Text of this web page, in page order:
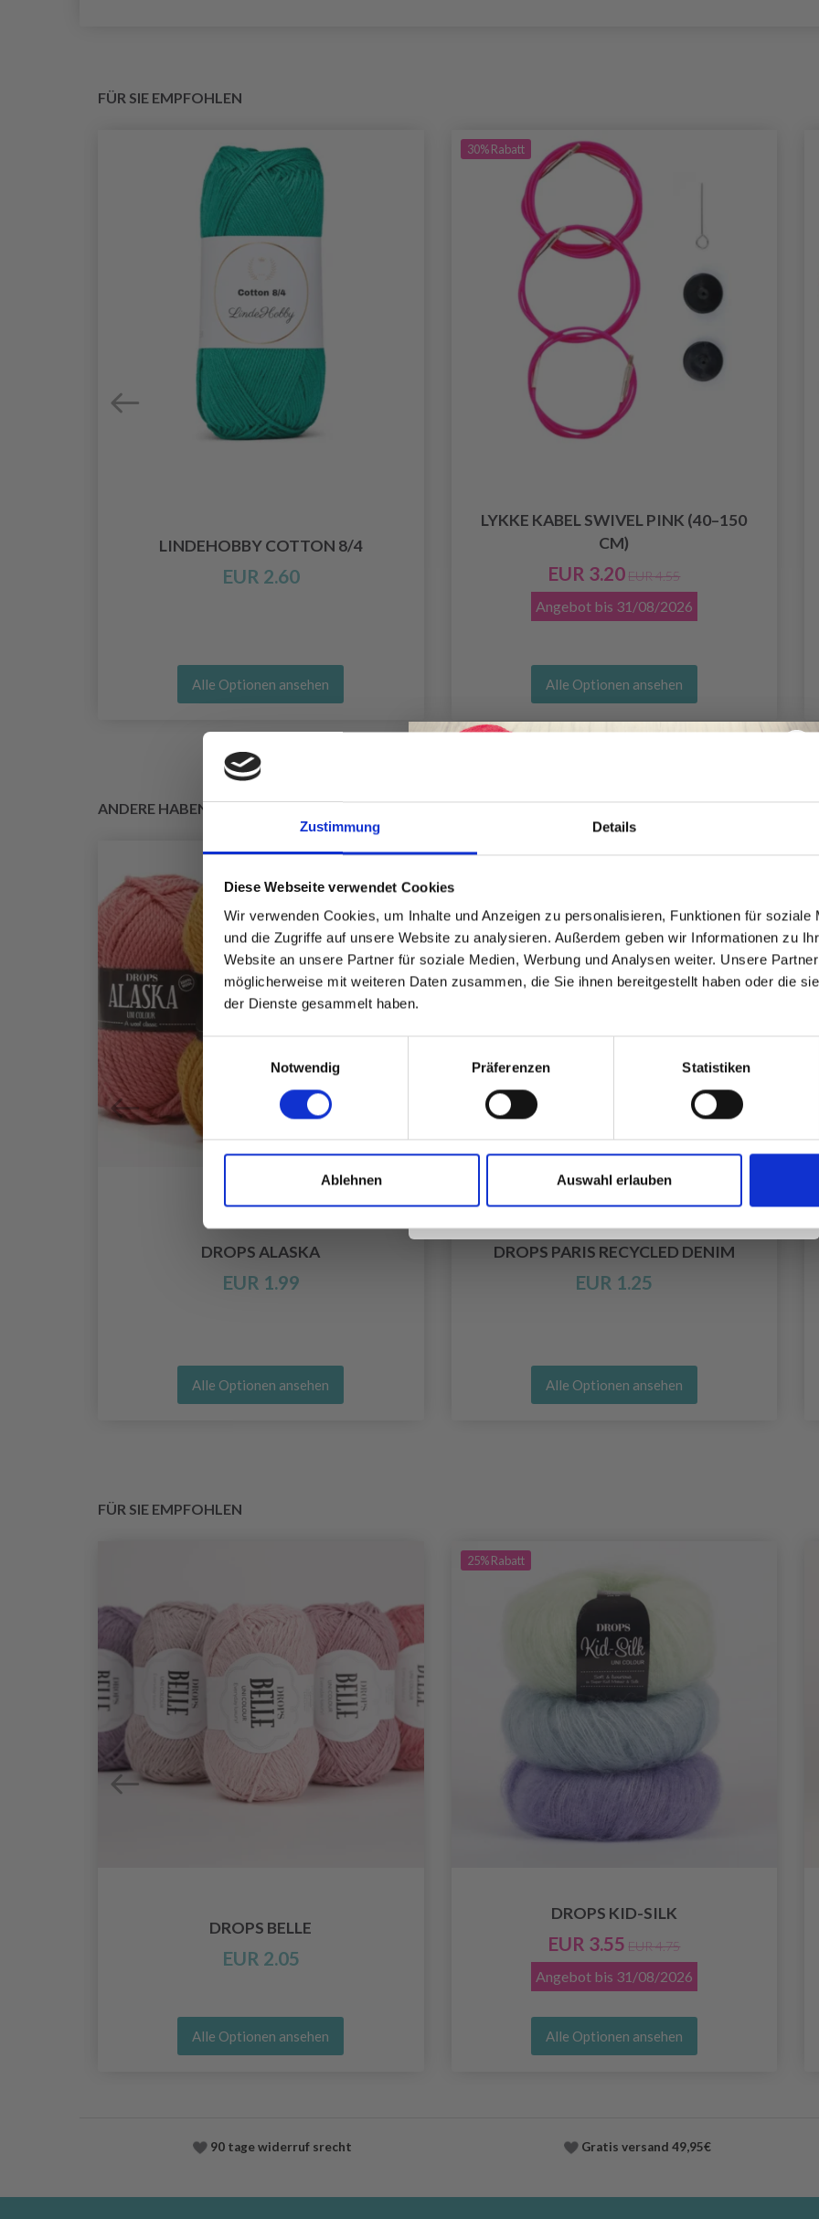
Zustimmung Details
Diese Webseite verwendet Cookies
Wir verwenden Cookies, um Inhalte und Anzeigen zu personalisieren, Funktionen für soziale
und die Zugriffe auf unsere Website zu analysieren. Außerdem geben wir Informationen zu
Website an unsere Partner für soziale Medien, Werbung und Analysen weiter. Unsere
möglicherweise mit weiteren Daten zusammen, die Sie ihnen bereitgestellt haben oder die
der Dienste gesammelt haben.
Einwilligungsauswahl
Notwendig
Präferenzen Statistiken
Ablehnen Auswahl erlauben
FÜR SIE EMPFOHLEN
LINDEHOBBY COTTON 8/4
EUR 2.60
Alle Optionen ansehen
30%Rabatt
LYKKE KABEL SWIVEL PINK (40–150
CM)
EUR 3.20 EUR 4.55
Angebot bis 31/08/2026
Alle Optionen ansehen
ANDERE HABEN SICH AUCH ANGESEHEN
DROPS ALASKA
EUR 1.99
Alle Optionen ansehen
DROPS PARIS RECYCLED DENIM
EUR 1.25
Alle Optionen ansehen
FÜR SIE EMPFOHLEN
DROPS BELLE
EUR 2.05
Alle Optionen ansehen
25%Rabatt
DROPS KID-SILK
EUR 3.55 EUR 4.75
Angebot bis 31/08/2026
Alle Optionen ansehen
90 tage widerruf srecht Gratis versand 49,95€
Werde ein Teil unserer Garn-Community
und erhalte exklusiven Zugang zu
inspirierenden Strickmustern und
Nein, danke